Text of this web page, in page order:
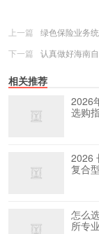
上一篇
绿色保险业务
下一篇
认真做好海南
相关推荐
2026
选购
2026
复合
怎么
所专